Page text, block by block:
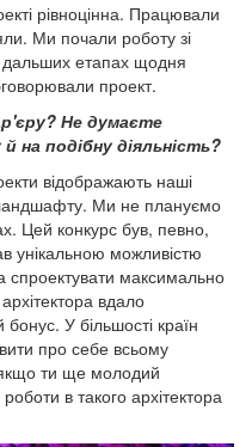
рівноцінна. Працювали
Ми почали роботу зі
дальших етапах щодня
проект.
Не думаєте
на подібну діяльність?
відображають наші
ландшафту. Ми не плануємо
Цей конкурс був, певно,
унікальною можливістю
спроектувати максимально
вдало
У більшості країн
про себе всьому
якщо ти ще молодий
в такого архітектора